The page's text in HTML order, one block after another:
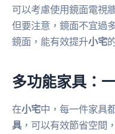
可以考慮使用鏡面電視
但要注意，鏡面不宜過
鏡面，能有效提升小宅
多功能家具：
在小宅中，每一件家具
具，可以有效節省空間